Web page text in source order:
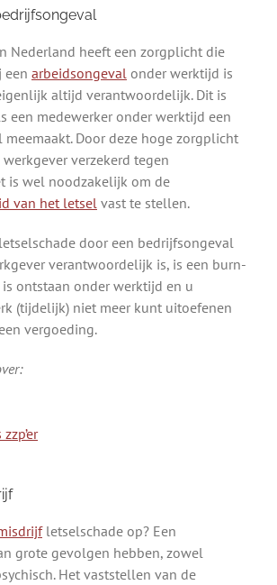
Nederland heeft een zorgplicht die
een arbeidsongeval onder werktijd is
altijd verantwoordelijk. Dit is
een medewerker onder werktijd een
meemaakt. Door deze hoge zorgplicht
verzekerd tegen
is wel noodzakelijk om de
van het letsel vast te stellen.
door een bedrijfsongeval
verantwoordelijk is, is een burn-
ontstaan onder werktijd en u
(tijdelijk) niet meer kunt uitoefenen
vergoeding.
letselschade op? Een
grote gevolgen hebben, zowel
Het vaststellen van de